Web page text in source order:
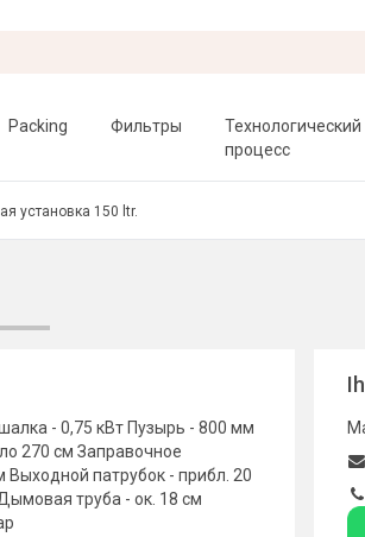
Packing Фильтры
Технологический
процесс
установка 150 ltr.
- 0,75 кВт Пузырь - 800 мм
270 см Заправочное
Выходной патрубок - прибл. 20
труба - ок. 18 см